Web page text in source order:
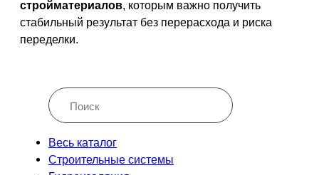
стройматериалов , которым важно получить
стабильный результат без перерасхода и риска
переделки.
Весь каталог
Строительные системы